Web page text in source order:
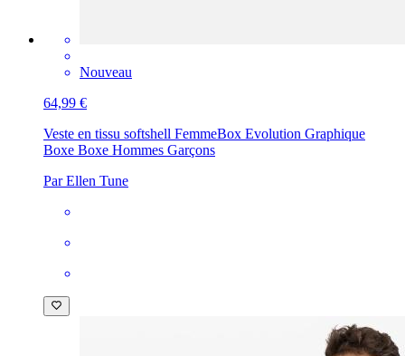
Nouveau
64,99 €
Veste en tissu softshell FemmeBox Evolution Graphique
Boxe Boxe Hommes Garçons
Par Ellen Tune